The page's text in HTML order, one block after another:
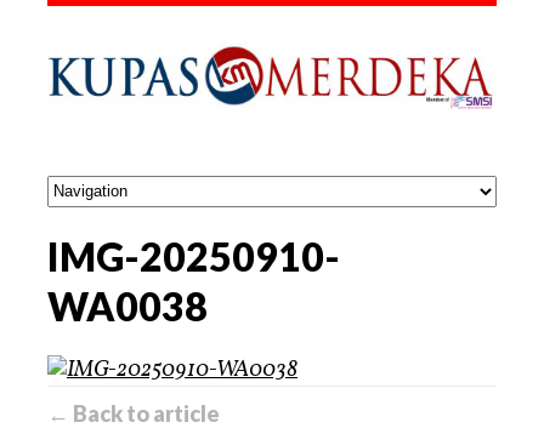
IMG-20250910-
WA0038
← Back to article